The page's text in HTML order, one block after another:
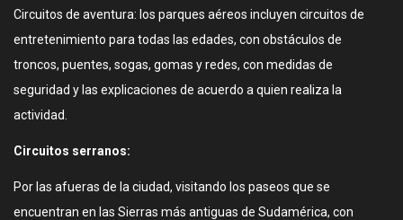
Circuitos de aventura: los parques aéreos incluyen circuitos de
entretenimiento para todas las edades, con obstáculos de
troncos, puentes, sogas, gomas y redes, con medidas de
seguridad y las explicaciones de acuerdo a quien realiza la
actividad.
Circuitos serranos:
Por las afueras de la ciudad, visitando los paseos que se
encuentran en las Sierras más antiguas de Sudamérica, con